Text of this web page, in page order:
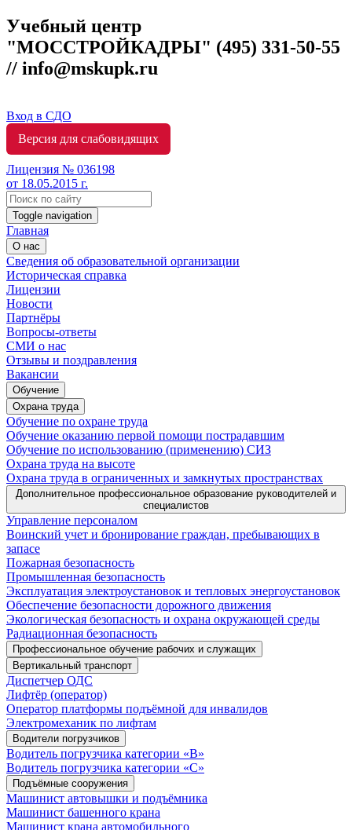
Учебный центр
"МОССТРОЙКАДРЫ" (495) 331-50-55
// info@mskupk.ru
Вход в СДО
Версия для слабовидящих
Лицензия № 036198
от 18.05.2015 г.
Toggle navigation
Главная
О нас
Сведения об образовательной организации
Историческая справка
Лицензии
Новости
Партнёры
Вопросы-ответы
СМИ о нас
Отзывы и поздравления
Вакансии
Обучение
Охрана труда
Обучение по охране труда
Обучение оказанию первой помощи пострадавшим
Обучение по использованию (применению) СИЗ
Охрана труда на высоте
Охрана труда в ограниченных и замкнутых пространствах
Дополнительное профессиональное образование руководителей и
специалистов
Управление персоналом
Воинский учет и бронирование граждан, пребывающих в
запасе
Пожарная безопасность
Промышленная безопасность
Эксплуатация электроустановок и тепловых энергоустановок
Обеспечение безопасности дорожного движения
Экологическая безопасность и охрана окружающей среды
Радиационная безопасность
Профессиональное обучение рабочих и служащих
Вертикальный транспорт
Диспетчер ОДС
Лифтёр (оператор)
Оператор платформы подъёмной для инвалидов
Электромеханик по лифтам
Водители погрузчиков
Водитель погрузчика категории «B»
Водитель погрузчика категории «С»
Подъёмные сооружения
Машинист автовышки и подъёмника
Машинист башенного крана
Машинист крана автомобильного